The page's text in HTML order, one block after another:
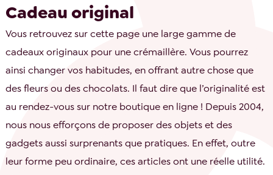
Cadeau original
Vous retrouvez sur cette page une large gamme de
cadeaux originaux pour une crémaillère. Vous pourrez
ainsi changer vos habitudes, en offrant autre chose que
des fleurs ou des chocolats. Il faut dire que l’originalité est
au rendez-vous sur notre boutique en ligne ! Depuis 2004,
nous nous efforçons de proposer des objets et des
gadgets aussi surprenants que pratiques. En effet, outre
leur forme peu ordinaire, ces articles ont une réelle utilité.